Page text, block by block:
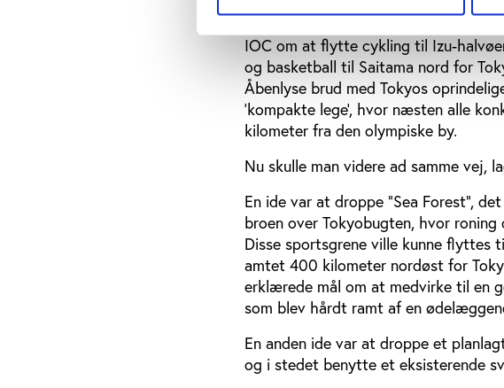
IOC om at flytte cykling til Izu-
og basketball til Saitama nord for
Åbenlyse brud med Tokyos
’kompakte lege’, hvor næsten alle
kilometer fra den olympiske by.
Nu skulle man videre ad samme vej,
En ide var at droppe ”Sea Forest”,
broen over Tokyobugten, hvor
Disse sportsgrene ville kunne flyttes
amtet 400 kilometer nordøst for
erklærede mål om at medvirke til en
som blev hårdt ramt af en
En anden ide var at droppe et
og i stedet benytte et eksisterende